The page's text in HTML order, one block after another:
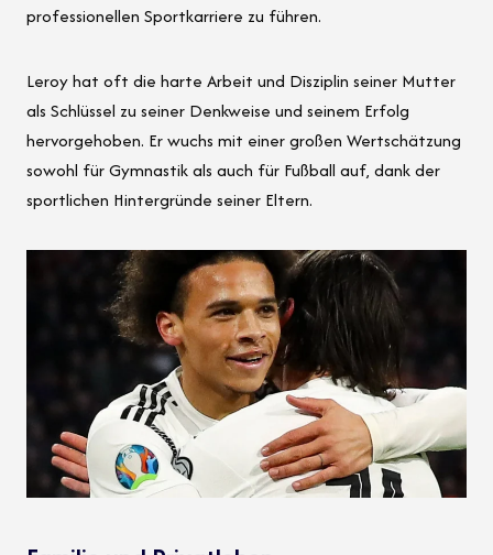
professionellen Sportkarriere zu führen.
Leroy hat oft die harte Arbeit und Disziplin seiner Mutter
als Schlüssel zu seiner Denkweise und seinem Erfolg
hervorgehoben. Er wuchs mit einer großen Wertschätzung
sowohl für Gymnastik als auch für Fußball auf, dank der
sportlichen Hintergründe seiner Eltern.